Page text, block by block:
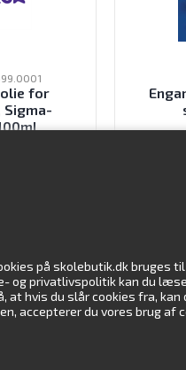
på skolebutik.dk bruges
og privatlivspolitik kan du
hvis du slår cookies fra, kan
accepterer du vores brug af
for
Sigma-
Vi